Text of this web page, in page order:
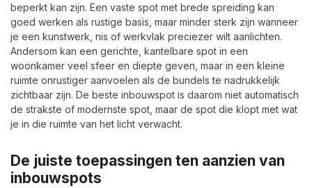
beperkt kan zijn. Een vaste spot met brede spreiding kan
goed werken als rustige basis, maar minder sterk zijn wanneer
je een kunstwerk, nis of werkvlak preciezer wilt aanlichten.
Andersom kan een gerichte, kantelbare spot in een
woonkamer veel sfeer en diepte geven, maar in een kleine
ruimte onrustiger aanvoelen als de bundels te nadrukkelijk
zichtbaar zijn. De beste inbouwspot is daarom niet automatisch
de strakste of modernste spot, maar de spot die klopt met wat
je in die ruimte van het licht verwacht.
De juiste toepassingen ten aanzien van
inbouwspots